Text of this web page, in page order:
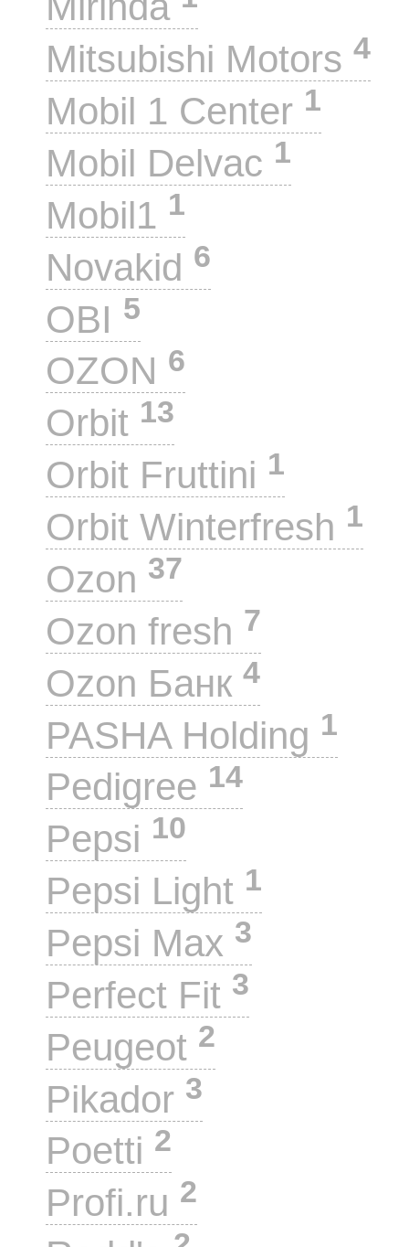
Mitsubishi Motors 4
Mobil 1 Center 1
Mobil Delvac 1
Mobil1 1
Novakid 6
OBI 5
OZON 6
Orbit 13
Orbit Fruttini 1
Orbit Winterfresh 1
Ozon 37
Ozon fresh 7
Ozon Банк 4
PASHA Holding 1
Pedigree 14
Pepsi 10
Pepsi Light 1
Pepsi Max 3
Perfect Fit 3
Peugeot 2
Pikador 3
Poetti 2
Profi.ru 2